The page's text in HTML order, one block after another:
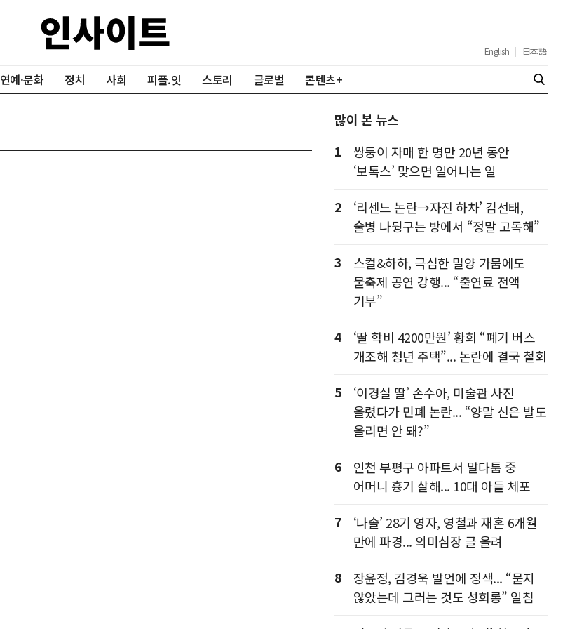
English | 日本語
연예·문화 정치 사회 피플.잇 스토리 글로벌 콘텐츠+
많이 본 뉴스
1
쌍둥이 자매 한 명만 20년 동안
‘보톡스’ 맞으면 일어나는 일
2
‘리센느 논란→자진 하차’ 김선태,
술병 나뒹구는 방에서 “정말 고독해”
3
스컬&하하, 극심한 밀양 가뭄에도
물축제 공연 강행... “출연료 전액
기부”
4
‘딸 학비 4200만원’ 황희 “폐기 버스
개조해 청년 주택”... 논란에 결국 철회
5
‘이경실 딸’ 손수아, 미술관 사진
올렸다가 민폐 논란... “양말 신은 발도
올리면 안 돼?”
6
인천 부평구 아파트서 말다툼 중
어머니 흉기 살해... 10대 아들 체포
7
‘나솔’ 28기 영자, 영철과 재혼 6개월
만에 파경... 의미심장 글 올려
8
장윤정, 김경욱 발언에 정색... “묻지
않았는데 그러는 것도 성희롱” 일침